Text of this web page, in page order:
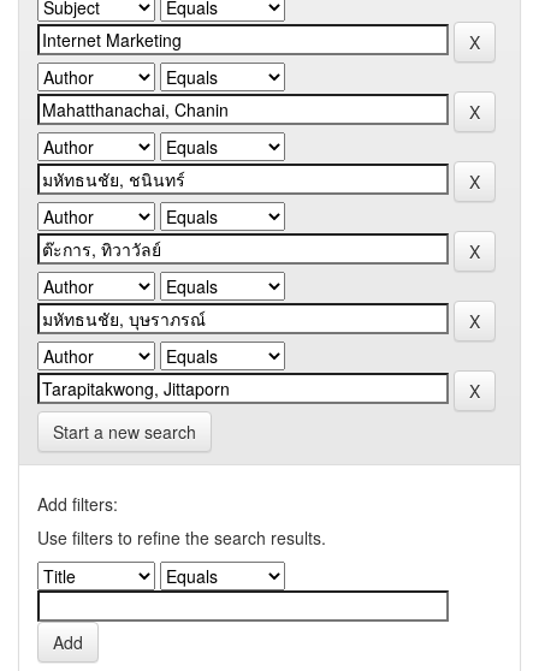
Start a new search
Add filters:
Use filters to refine the search results.